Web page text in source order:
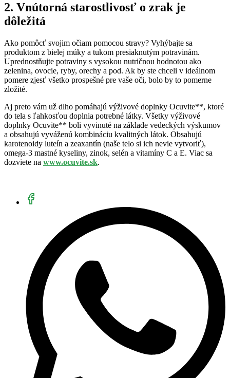
2. Vnútorná starostlivosť o zrak je
dôležitá
Ako pomôcť svojim očiam pomocou stravy? Vyhýbajte sa
produktom z bielej múky a tukom presiaknutým potravinám.
Uprednostňujte potraviny s vysokou nutričnou hodnotou ako
zelenina, ovocie, ryby, orechy a pod. Ak by ste chceli v ideálnom
pomere zjesť všetko prospešné pre vaše oči, bolo by to pomerne
zložité.
Aj preto vám už dlho pomáhajú výživové doplnky Ocuvite**, ktoré
do tela s ľahkosťou doplnia potrebné látky. Všetky výživové
doplnky Ocuvite** boli vyvinuté na základe vedeckých výskumov
a obsahujú vyváženú kombináciu kvalitných látok. Obsahujú
karotenoidy luteín a zeaxantín (naše telo si ich nevie vytvoriť),
omega-3 mastné kyseliny, zinok, selén a vitamíny C a E. Viac sa
dozviete na www.ocuvite.sk.